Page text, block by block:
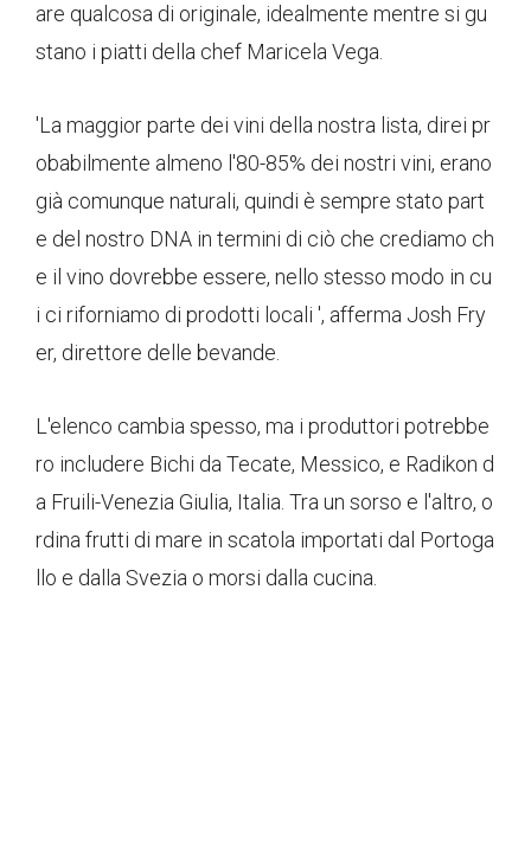
are qualcosa di originale, idealmente mentre si gu
stano i piatti della chef Maricela Vega.
'La maggior parte dei vini della nostra lista, direi pr
obabilmente almeno l'80-85% dei nostri vini, erano
già comunque naturali, quindi è sempre stato part
e del nostro DNA in termini di ciò che crediamo ch
e il vino dovrebbe essere, nello stesso modo in cu
i ci riforniamo di prodotti locali ', afferma Josh Fry
er, direttore delle bevande.
L'elenco cambia spesso, ma i produttori potrebbe
ro includere Bichi da Tecate, Messico, e Radikon d
a Fruili-Venezia Giulia, Italia. Tra un sorso e l'altro, o
rdina frutti di mare in scatola importati dal Portoga
llo e dalla Svezia o morsi dalla cucina.